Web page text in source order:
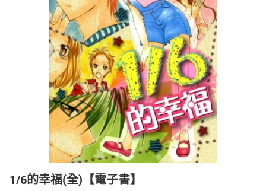
男裝 化妝保養 情趣用品
日本購物 電子/紙本書
HOT
1/6的幸福(全)【電子書】